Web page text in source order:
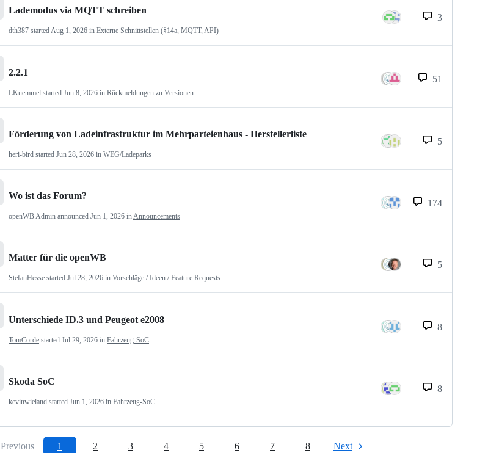
Lademodus via MQTT schreiben
dth387 startedAug 1, 2026 in Externe Schnittstellen (§14a, MQTT, API)
3
2.2.1
LKuemmel started Jun 8, 2026 in Rückmeldungen zu Versionen
51
Förderung von Ladeinfrastruktur im Mehrparteienhaus - Herstellerliste
heri-bird started Jun 28, 2026 in WEG/Ladeparks
5
Wo ist das Forum?
openWB Admin announced Jun 1, 2026 inAnnouncements
174
Matter für die openWB
StefanHesse started Jul 28, 2026 in Vorschläge / Ideen / Feature Requests
5
Unterschiede ID.3 und Peugeot e2008
TomCorde started Jul 29, 2026 in Fahrzeug-SoC
8
Skoda SoC
kevinwieland started Jun 1, 2026 in Fahrzeug-SoC
8
Previous 1 2 3 4 5 6 7 8 Next